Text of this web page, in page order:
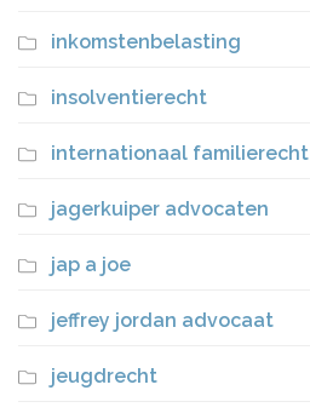
inkomstenbelasting
insolventierecht
internationaal familierecht
jagerkuiper advocaten
jap a joe
jeffrey jordan advocaat
jeugdrecht